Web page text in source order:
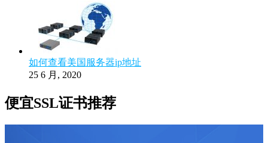
如何查看美国服务器ip地址
25 6 月, 2020
便宜SSL证书推荐